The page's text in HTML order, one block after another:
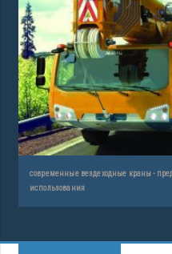
современные вездеходные краны -
использования